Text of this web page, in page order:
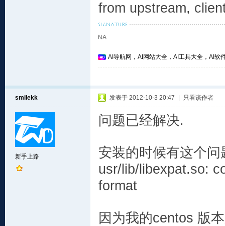
from upstream,
NA
AI导航网，AI网站大全，AI工具大全，AI软
smilekk
新手上路
发表于 2012-10-3 20:47 只看该作者
问题已经解决.
安装的时候有这个问
usr/lib/libexpat.so:
format
因为我的centos 版